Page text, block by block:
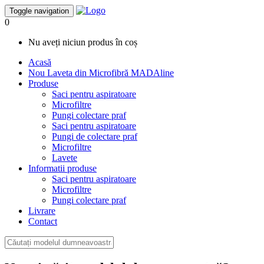
Toggle navigation
0
Nu aveți niciun produs în coș
Acasă
Nou Laveta din Microfibră MADAline
Produse
Saci pentru aspiratoare
Microfiltre
Pungi colectare praf
Saci pentru aspiratoare
Pungi de colectare praf
Microfiltre
Lavete
Informatii produse
Saci pentru aspiratoare
Microfiltre
Pungi colectare praf
Livrare
Contact